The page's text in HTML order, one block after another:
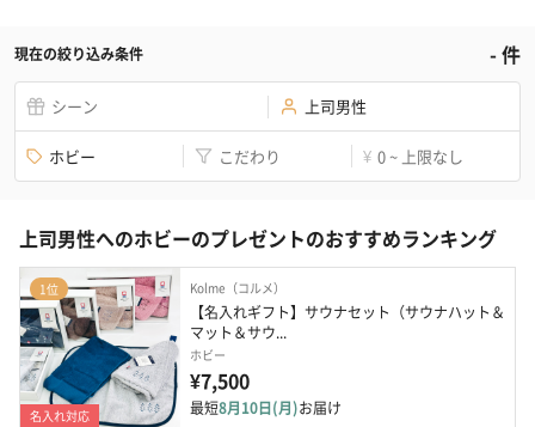
現在の絞り込み条件 -件
シーン 上司男性
ホビー こだわり ¥ 0 ~ 上限なし
上司男性へのホビーのプレゼントのおすすめランキング
1位
名入れ対応
Kolme（コルメ）
【名入れギフト】サウナセット（サウナハット＆
マット＆サウ...
ホビー
¥7,500
最短8月10日(月)お届け